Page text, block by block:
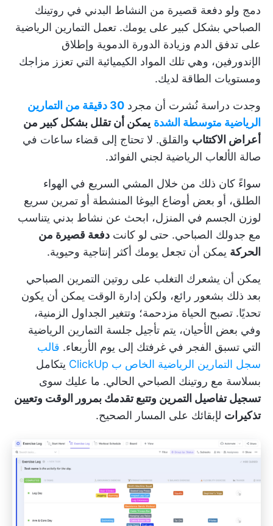
دمج ولو دفعة قصيرة من النشاط البدني في روتينك
الصباحي بشكل كبير على يومك. تعمل التمارين الرياضية
على تدفق الدم وزيادة الدورة الدموية وإطلاق
الإندورفين، وهي تلك المواد الكيميائية التي تعزز مزاجك
ومستويات الطاقة لديك.
وجدت دراسة نُشرت أن مجرد
30 دقيقة من التمارين
الرياضية متوسطة الشدة يمكن أن تقلل بشكل كبير من
أعراض الاكتئاب والقلق. لا تحتاج إلى قضاء ساعات في
صالة الألعاب الرياضية لجني الفوائد.
سواءً كان ذلك من خلال المشي السريع في الهواء
الطلق، أو بعض أوضاع اليوغا المنشطة أو تمرين سريع
لوزن الجسم في المنزل، ابحث عن نشاط بدني يتناسب
مع جدولك الصباحي. حتى لو كانت دفعة قصيرة من
الحركة يمكن أن تجعل يومك أكثر إنتاجية وحيوية.
يمكن أن يشعرك التغلب على روتين التمرين الصباحي
بعد ذلك بشعور رائع، ولكن إدارة الوقت يمكن أن يكون
تحديًا. تصبح الحياة مزدحمة؛ وتتغير الجداول الزمنية،
وفي بعض الأحيان، يتم تأجيل جلسة التمارين الرياضية
التي تسبق الفجر في غرفتك إلى يوم الأربعاء. قالب
سجل التمارين الرياضية الخاص ب ClickUp
يتكامل
بسلاسة مع روتينك الصباحي الحالي. ما عليك سوى
تسجيل تفاصيل التمرين وتتبع تقدمك بمرور الوقت وتعيين
تذكيرات لإبقائك على المسار الصحيح.